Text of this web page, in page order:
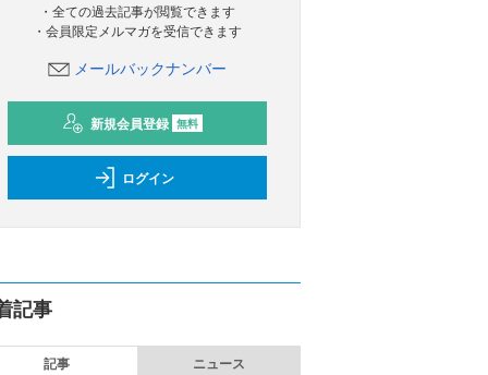
・全ての過去記事が閲覧できます
・会員限定メルマガを受信できます
メールバックナンバー
新規会員登録 無料
ログイン
記事
記事 ニュース